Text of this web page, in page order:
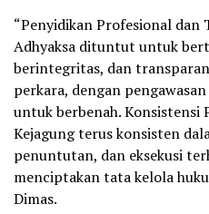
“Penyidikan Profesional
Adhyaksa dituntut untuk
berintegritas, dan
perkara, dengan
untuk berbenah. Konsistensi
Kejagung terus konsisten
penuntutan, dan eksekusi
menciptakan tata kelola
Dimas.